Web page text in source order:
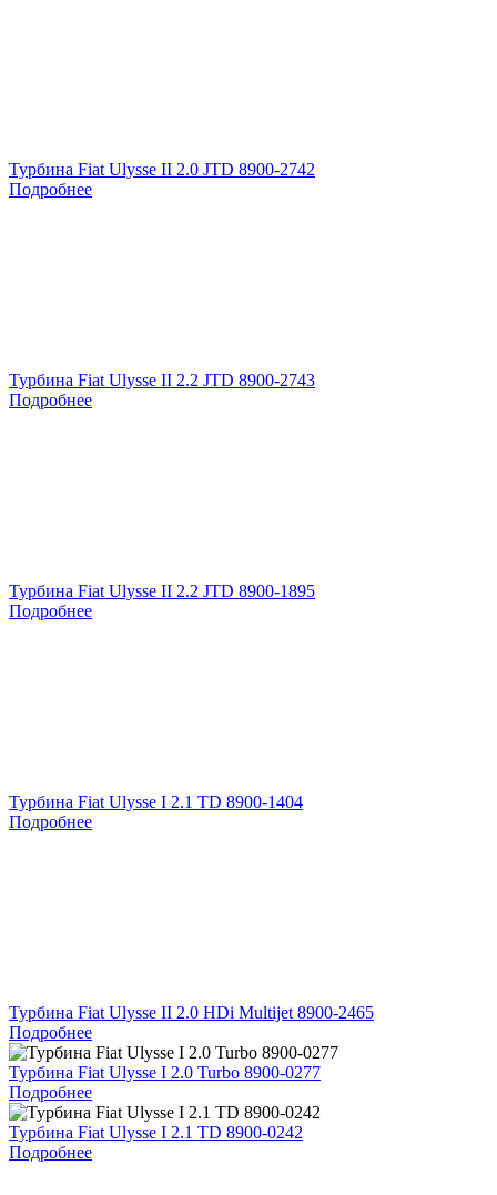
Турбина Fiat Ulysse II 2.0 JTD 8900-2742
Подробнее
Турбина Fiat Ulysse II 2.2 JTD 8900-2743
Подробнее
Турбина Fiat Ulysse II 2.2 JTD 8900-1895
Подробнее
Турбина Fiat Ulysse I 2.1 TD 8900-1404
Подробнее
Турбина Fiat Ulysse II 2.0 HDi Multijet 8900-2465
Подробнее
Турбина Fiat Ulysse I 2.0 Turbo 8900-0277
Подробнее
Турбина Fiat Ulysse I 2.1 TD 8900-0242
Подробнее